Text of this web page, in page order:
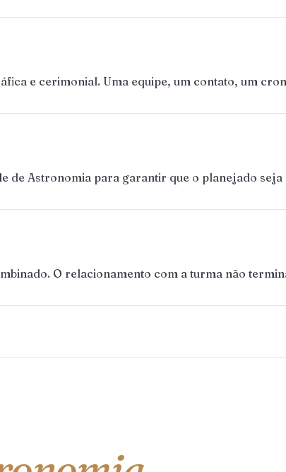
e cerimonial. Uma equipe, um contato, um
de Astronomia para garantir que o planejado seja
O relacionamento com a turma não